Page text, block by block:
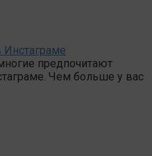
Инстаграме
предпочитают
Чем больше у вас